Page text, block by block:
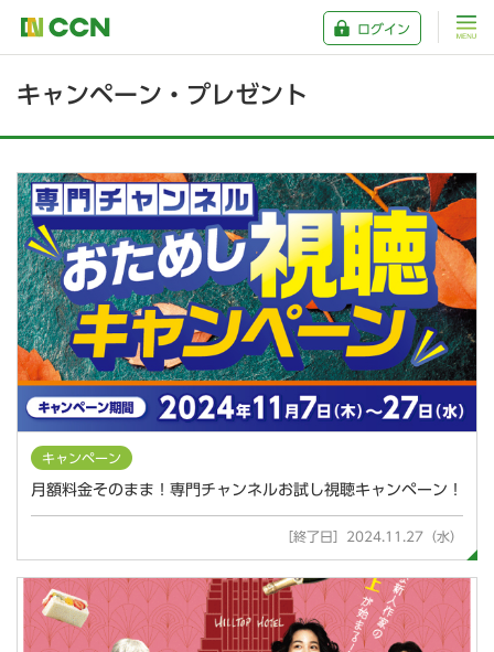
ログイン
キャンペーン・プレゼント
キャンペーン
月額料金そのまま！専門チャンネルお試し視聴キャンペーン！
［終了日］2024.11.27（水）